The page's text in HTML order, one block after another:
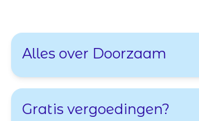
Alles over Doorzaam
Gratis vergoedingen?